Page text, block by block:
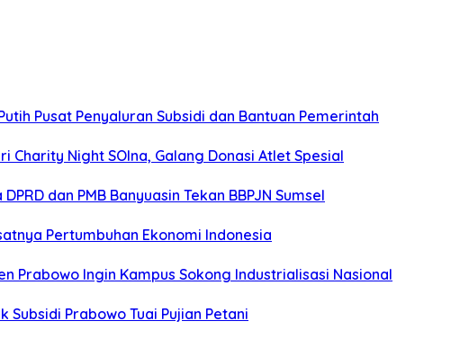
Pusat Penyaluran Subsidi dan Bantuan Pemerintah
Charity Night SOIna, Galang Donasi Atlet Spesial
dan PMB Banyuasin Tekan BBPJN Sumsel
Pertumbuhan Ekonomi Indonesia
Prabowo Ingin Kampus Sokong Industrialisasi Nasional
Subsidi Prabowo Tuai Pujian Petani